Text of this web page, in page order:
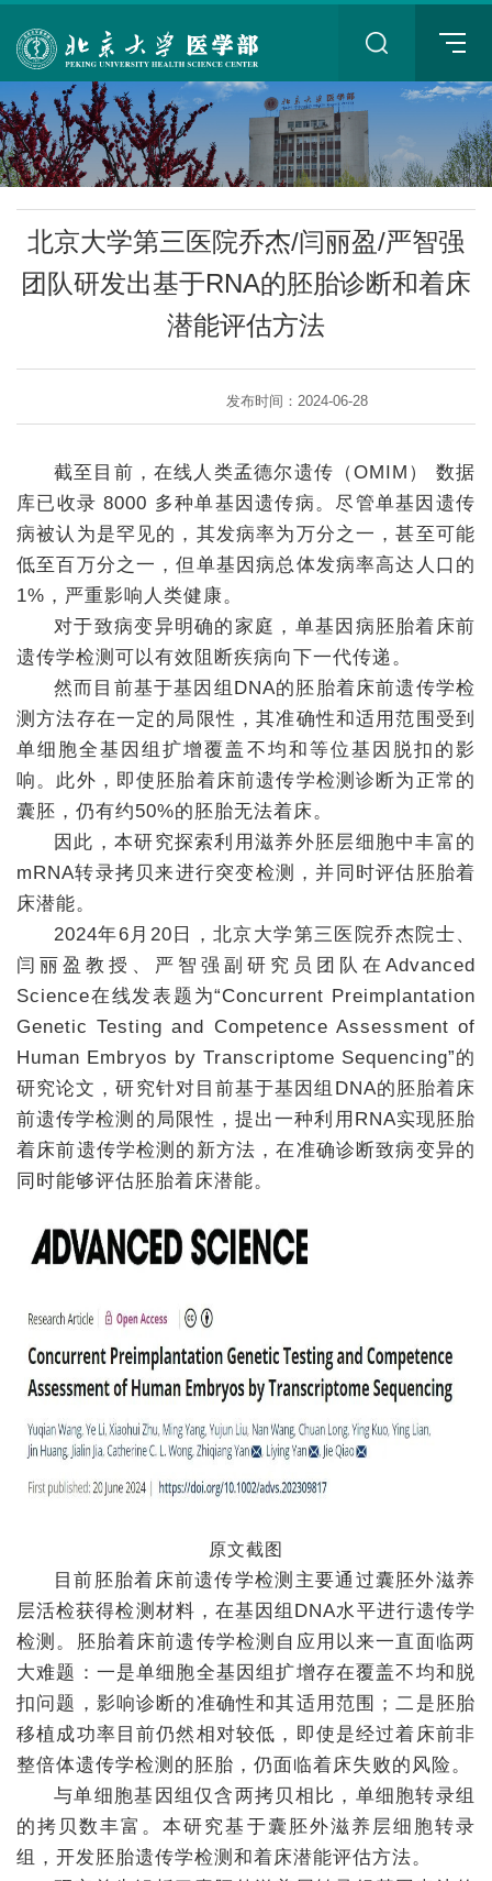
+
+
+
+
+
+
北京大学第三医院乔杰/闫丽盈/严智强
团队研发出基于RNA的胚胎诊断和着床
潜能评估方法
发布时间：2024-06-28
截至目前，在线人类孟德尔遗传（OMIM） 数据
库已收录 8000 多种单基因遗传病。尽管单基因遗传
病被认为是罕见的，其发病率为万分之一，甚至可能
低至百万分之一，但单基因病总体发病率高达人口的
1%，严重影响人类健康。
对于致病变异明确的家庭，单基因病胚胎着床前
遗传学检测可以有效阻断疾病向下一代传递。
然而目前基于基因组DNA的胚胎着床前遗传学检
测方法存在一定的局限性，其准确性和适用范围受到
单细胞全基因组扩增覆盖不均和等位基因脱扣的影
响。此外，即使胚胎着床前遗传学检测诊断为正常的
囊胚，仍有约50%的胚胎无法着床。
因此，本研究探索利用滋养外胚层细胞中丰富的
mRNA转录拷贝来进行突变检测，并同时评估胚胎着
床潜能。
2024年6月20日，北京大学第三医院乔杰院士、
闫丽盈教授、严智强副研究员团队在Advanced
Science在线发表题为“Concurrent Preimplantation
Genetic Testing and Competence Assessment of
Human Embryos by Transcriptome Sequencing”的
研究论文，研究针对目前基于基因组DNA的胚胎着床
前遗传学检测的局限性，提出一种利用RNA实现胚胎
着床前遗传学检测的新方法，在准确诊断致病变异的
同时能够评估胚胎着床潜能。
原文截图
目前胚胎着床前遗传学检测主要通过囊胚外滋养
层活检获得检测材料，在基因组DNA水平进行遗传学
检测。胚胎着床前遗传学检测自应用以来一直面临两
大难题：一是单细胞全基因组扩增存在覆盖不均和脱
扣问题，影响诊断的准确性和其适用范围；二是胚胎
移植成功率目前仍然相对较低，即使是经过着床前非
整倍体遗传学检测的胚胎，仍面临着床失败的风险。
与单细胞基因组仅含两拷贝相比，单细胞转录组
的拷贝数丰富。本研究基于囊胚外滋养层细胞转录
组，开发胚胎遗传学检测和着床潜能评估方法。